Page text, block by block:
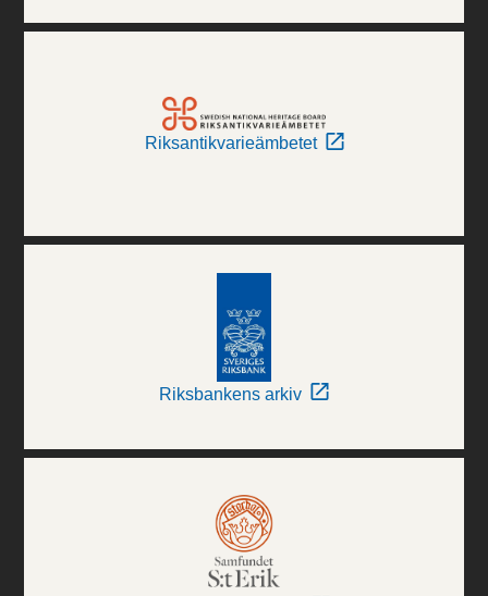
Riksantikvarieämbetet
Riksbankens arkiv